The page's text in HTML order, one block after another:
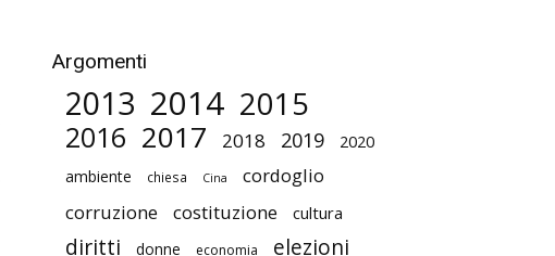
Argomenti
2013 2014 2015
2016 2017 2018 2019 2020
ambiente chiesa Cina
cordoglio
corruzione
costituzione cultura
diritti donne economia elezioni